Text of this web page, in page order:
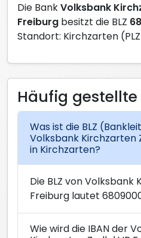
Die BankVolksbank
Freiburg besitzt die BLZ
Standort: Kirchzarten (PLZ
Häufig gestellte
Was ist die BLZ
Volksbank Kirchzarten
in Kirchzarten?
Die BLZ von Volksbank
Freiburg lautet
Wie wird die IBAN der